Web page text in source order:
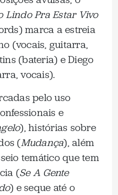
Lindo Pra Estar Vivo
marca a estreia
(vocais, guitarra,
(bateria) e Diego
vocais).
pelo uso
e
), histórias sobre
(Mudança), além
temático que tem
(Se A Gente
) e seque até o